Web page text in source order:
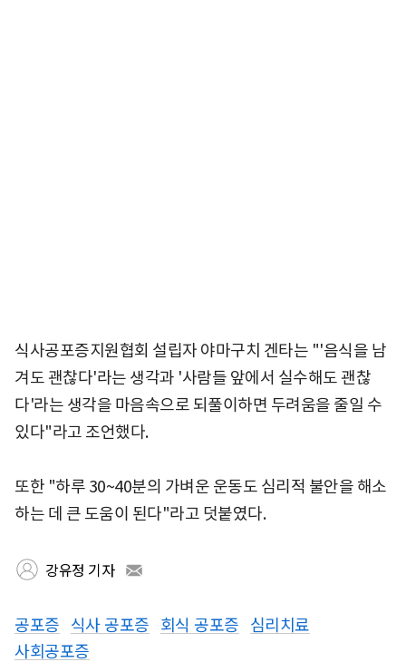
식사공포증지원협회 설립자 야마구치 겐타는 "'음식을 남
겨도 괜찮다'라는 생각과 '사람들 앞에서 실수해도 괜찮
다'라는 생각을 마음속으로 되풀이하면 두려움을 줄일 수
있다"라고 조언했다.
또한 "하루 30~40분의 가벼운 운동도 심리적 불안을 해소
하는 데 큰 도움이 된다"라고 덧붙였다.
강유정 기자
공포증 식사 공포증 회식 공포증 심리치료
사회공포증